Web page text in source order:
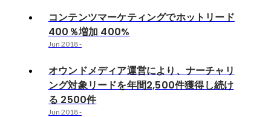
コンテンツマーケティングでホットリード
400％増加 400%
Jun 2018-
オウンドメディア運営により、ナーチャリ
ング対象リードを年間2,500件獲得し続け
る 2500件
Jun 2018-